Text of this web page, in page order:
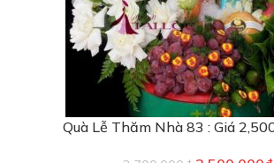
Quà Lễ Thăm Nhà 83 : Giá